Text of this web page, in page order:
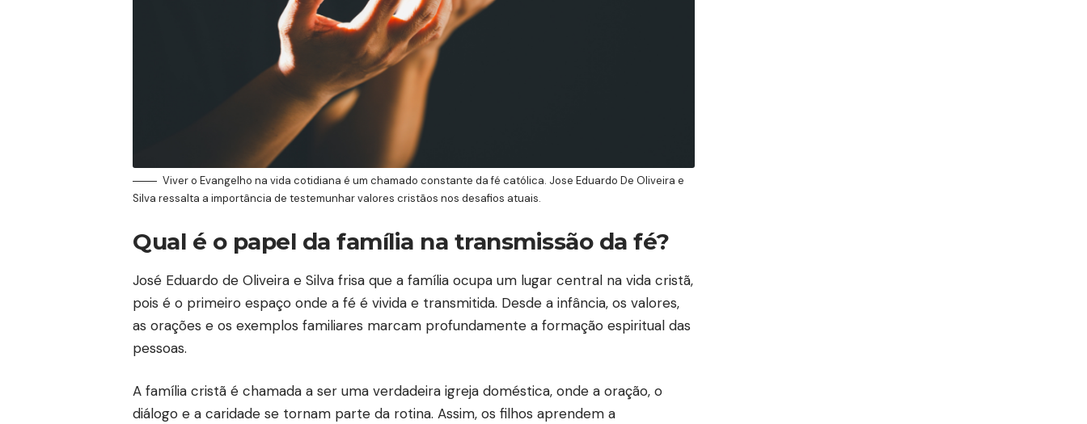
Viver o Evangelho na vida cotidiana é um chamado constante da fé católica. Jose Eduardo De Oliveira e
Silva ressalta a importância de testemunhar valores cristãos nos desafios atuais.
Qual é o papel da família na transmissão da fé?
José Eduardo de Oliveira e Silva frisa que a família ocupa um lugar central na vida cristã,
pois é o primeiro espaço onde a fé é vivida e transmitida. Desde a infância, os valores,
as orações e os exemplos familiares marcam profundamente a formação espiritual das
pessoas.
A família cristã é chamada a ser uma verdadeira igreja doméstica, onde a oração, o
diálogo e a caridade se tornam parte da rotina. Assim, os filhos aprendem a